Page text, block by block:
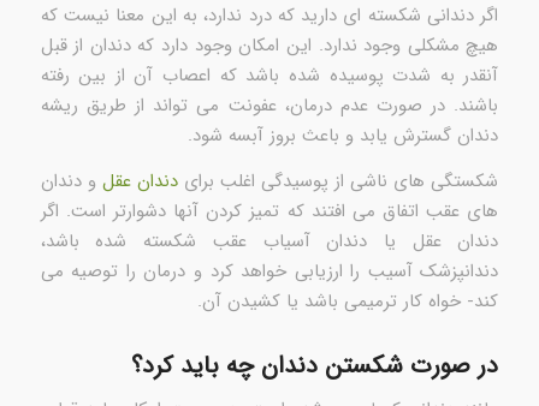
اگر دندانی شکسته ای دارید که درد ندارد، به این معنا نیست که
هیچ مشکلی وجود ندارد. این امکان وجود دارد که دندان از قبل
آنقدر به شدت پوسیده شده باشد که اعصاب آن از بین رفته
باشند. در صورت عدم درمان، عفونت می تواند از طریق ریشه
دندان گسترش یابد و باعث بروز آبسه شود.
شکستگی های ناشی از پوسیدگی اغلب برایدندان عقل و دندان
های عقب اتفاق می افتند که تمیز کردن آنها دشوارتر است. اگر
دندان عقل یا دندان آسیاب عقب شکسته شده باشد،
دندانپزشک آسیب را ارزیابی خواهد کرد و درمان را توصیه می
کند- خواه کار ترمیمی باشد یا کشیدن آن.
در صورت شکستن دندان چه باید کرد؟